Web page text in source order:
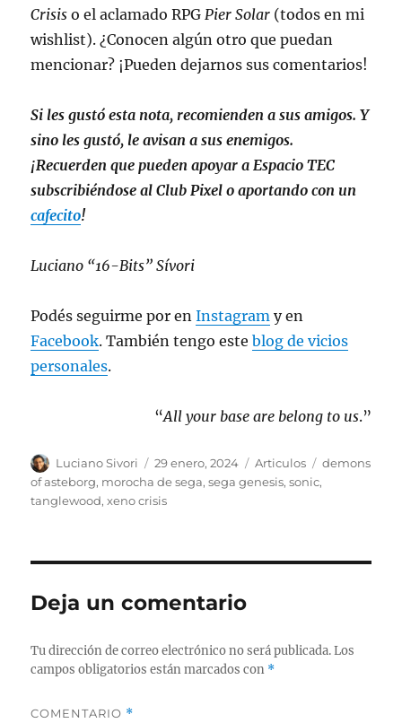
Crisiso el aclamado RPGPier Solar (todos en mi
wishlist). ¿Conocen algún otro que puedan
mencionar? ¡Pueden dejarnos sus comentarios!
Si les gustó esta nota, recomienden a sus amigos. Y
sino les gustó, le avisan a sus enemigos.
¡Recuerden que pueden apoyar a Espacio TEC
subscribiéndose al Club Pixel o aportando con un
cafecito!
Luciano “16-Bits” Sívori
Podés seguirme por enInstagram y en
Facebook. También tengo esteblog de vicios
personales.
“All your base are belong to us.”
Autor
Luciano Sivori
Publicado
el
29 enero, 2024 Categorías
Articulos Etiquetas
demons
of asteborg, morocha de sega,sega genesis,sonic,
tanglewood,xeno crisis
Deja un comentario
Tu dirección de correo electrónico no será publicada. Los
campos obligatorios están marcados con *
COMENTARIO *